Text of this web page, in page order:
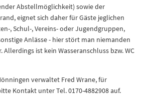
Abstellmöglichkeit) sowie der
eignet sich daher für Gäste jeglichen
, Schul-, Vereins- oder Jugendgruppen,
Anlässe - hier stört man niemanden
ist kein Wasseranschluss bzw. WC
verwaltet Fred Wrane, für
Kontakt unter Tel. 0170-4882908 auf.